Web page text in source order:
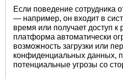
Если поведение сотрудника
— например, он входит в
время или получает доступ
платформа автоматически
возможность загрузки или
конфиденциальных данных,
потенциальныеугрозы со